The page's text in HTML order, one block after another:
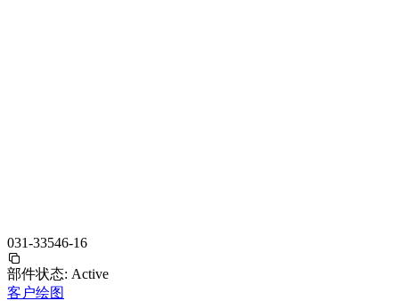
031-33546-16
部件状态: Active
客户绘图